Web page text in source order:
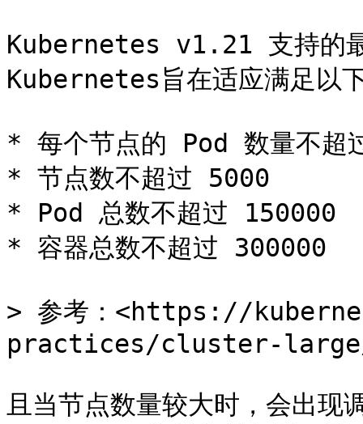
Kubernetes v1.21 支持的
Kubernetes旨在适应满足以
* 每个节点的 Pod 数量不超
* 节点数不超过 5000
* Pod 总数不超过 150000
* 容器总数不超过 300000
> 参考：<https://
practices/cluster-
且当节点数量较大时，会出